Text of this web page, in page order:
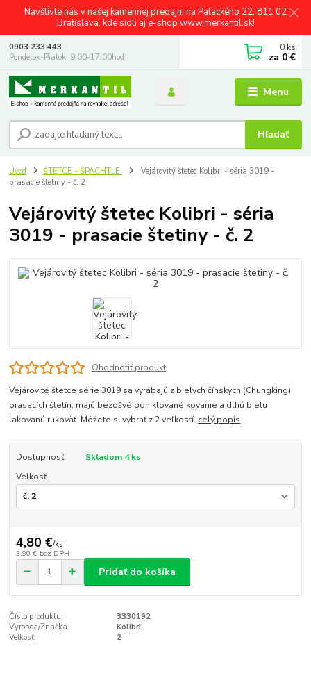
Navštívte nás v našej kamennej predajni na Palackého 22, 811 02
Bratislava, kde sídli aj e-shop www.merkantil.sk!
Menu
Hľadať
0903 233 443
Pondelok-Piatok: 9.00-17.00hod.
0 ks
za 0 €
Úvod ŠTETCE - ŠPACHTLE
Vejárovitý štetec Kolibri - séria 3019 -
prasacie štetiny - č. 2
Vejárovitý štetec Kolibri - séria
3019 - prasacie štetiny - č. 2
Ohodnotiť produkt
Vejárovité štetce série 3019 sa vyrábajú z bielych čínskych (Chungking)
prasacích štetín, majú bezošvé poniklované kovanie a dlhú bielu
lakovanú rukoväť. Môžete si vybrať z 2 veľkostí. celý popis
Dostupnosť
Skladom 4 ks
Veľkosť
4,80 €/ks
3,90 € bez DPH
Pridať do košíka
Číslo produktu:
3330192
Výrobca/Značka:
Kolibri
Veľkosť:
2